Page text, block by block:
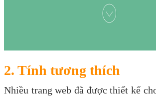
2. Tính tương thích
Nhiều trang web đã được thiết kế